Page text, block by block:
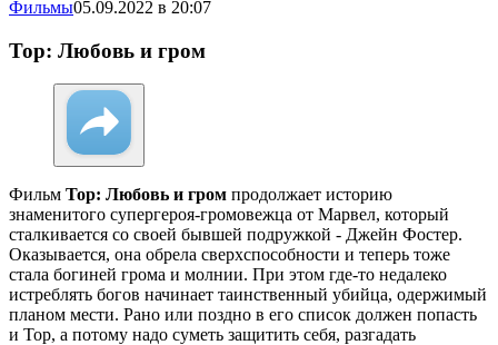
Фильмы05.09.2022 в 20:07
Тор: Любовь и гром
Фильм Тор: Любовь и гром продолжает историю
знаменитого супергероя-громовежца от Марвел, который
сталкивается со своей бывшей подружкой - Джейн Фостер.
Оказывается, она обрела сверхспособности и теперь тоже
стала богиней грома и молнии. При этом где-то недалеко
истреблять богов начинает таинственный убийца, одержимый
планом мести. Рано или поздно в его список должен попасть
и Тор, а потому надо суметь защитить себя, разгадать